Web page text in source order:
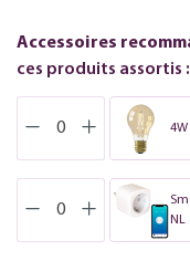
Accessoires
ces produits assortis :
4W
NL